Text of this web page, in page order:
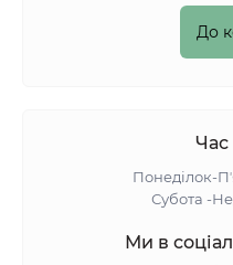
До
Час
Понеділок-
Субота -
Ми в